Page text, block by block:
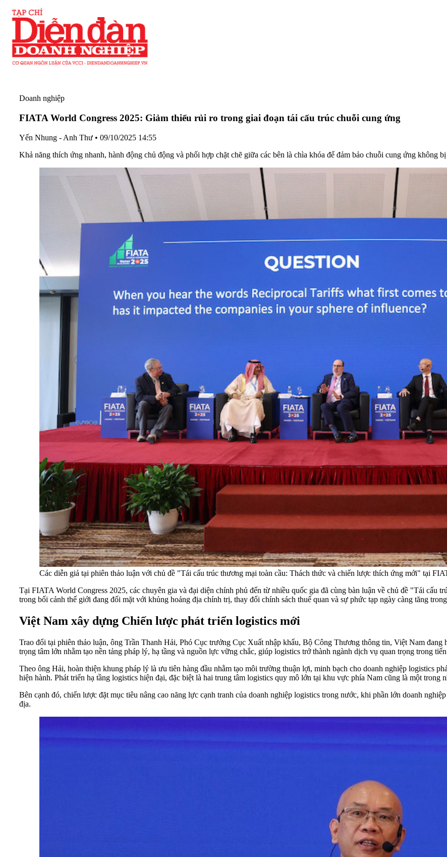
Doanh nghiệp
FIATA World Congress 2025: Giảm thiểu rủi ro trong giai đoạn tái cấu trúc chuỗi cung ứng
Yến Nhung - Anh Thư • 09/10/2025 14:55
Khả năng thích ứng nhanh, hành động chủ động và phối hợp chặt chẽ giữa các bên là chìa khóa để đảm bảo chuỗi cung ứng không
Các diễn giả tại phiên thảo luận với chủ đề "Tái cấu trúc thương mại toàn cầu: Thách thức và chiến lược thích ứng mới" tại
Tại FIATA World Congress 2025, các chuyên gia và đại diện chính phủ đến từ nhiều quốc gia đã cùng bàn luận về chủ đề "Tái cấu
trong bối cảnh thế giới đang đối mặt với khủng hoảng địa chính trị, thay đổi chính sách thuế quan và sự phức tạp ngày càng tăng
Việt Nam xây dựng Chiến lược phát triển logistics mới
Trao đổi tại phiên thảo luận, ông Trần Thanh Hải, Phó Cục trưởng Cục Xuất nhập khẩu, Bộ Công Thương thông tin, Việt Nam
trọng tâm lớn nhằm tạo nền tảng pháp lý, hạ tầng và nguồn lực vững chắc, giúp logistics trở thành ngành dịch vụ quan trọng trong
Theo ông Hải, hoàn thiện khung pháp lý là ưu tiên hàng đầu nhằm tạo môi trường thuận lợi, minh bạch cho doanh nghiệp logistics
hiện hành. Phát triển hạ tầng logistics hiện đại, đặc biệt là hai trung tâm logistics quy mô lớn tại khu vực phía Nam cũng là một trong
Bên cạnh đó, chiến lược đặt mục tiêu nâng cao năng lực cạnh tranh của doanh nghiệp logistics trong nước, khi phần lớn doanh
địa.